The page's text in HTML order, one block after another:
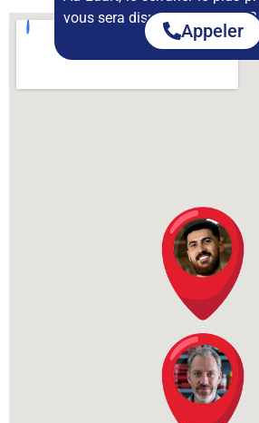
vous sera disponible dans :
Appeler